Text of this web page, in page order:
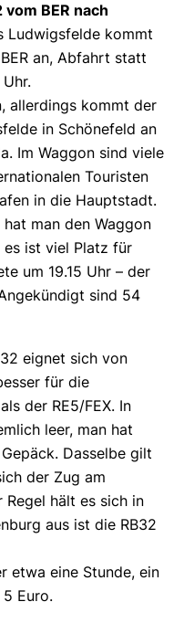
BER nach
Ludwigsfelde kommt
an, Abfahrt statt
allerdings kommt der
in Schönefeld an
Im Waggon sind viele
Touristen
in die Hauptstadt.
man den Waggon
ist viel Platz für
um 19.15 Uhr – der
sind 54
eignet sich von
für die
der RE5/FEX. In
leer, man hat
Dasselbe gilt
der Zug am
Regel hält es sich in
aus ist die RB32
etwa eine Stunde, ein
Euro.